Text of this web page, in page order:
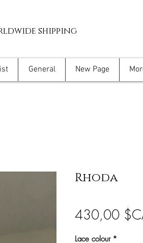
shipping
General New Page
Rhoda
430,00
Lace colour *